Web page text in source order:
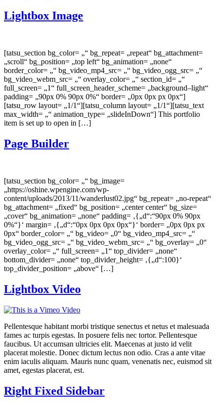
Lightbox Image
[tatsu_section bg_color= „“ bg_repeat= „repeat“ bg_attachment=
„scroll“ bg_position= „top left“ bg_animation= „none“
border_color= „“ bg_video_mp4_src= „“ bg_video_ogg_src= „“
bg_video_webm_src= „“ overlay_color= „“ section_id= „“
full_screen= „1“ full_screen_header_scheme= „background–light“
padding= „90px 0% 90px 0%“ border= „0px 0px px 0px“]
[tatsu_row layout= „1/1“][tatsu_column layout= „1/1“][tatsu_text
max_width= „“ animation_type= „slideInDown“] This portfolio
item is set up to open in […]
Page Builder
[tatsu_section bg_color= „“ bg_image=
„https://oshine.wpengine.com/wp-
content/uploads/2013/11/wanderlust02.jpg“ bg_repeat= „no-repeat“
bg_attachment= „fixed“ bg_position= „center center“ bg_size=
„cover“ bg_animation= „none“ padding= ‚{„d“:“90px 0% 90px
0%“}‘ margin= ‚{„d“:“0px 0px 0px 0px“}‘ border= „0px 0px px
0px“ border_color= „“ bg_video= „0“ bg_video_mp4_src= „“
bg_video_ogg_src= „“ bg_video_webm_src= „“ bg_overlay= „0“
overlay_color= „“ full_screen= „1“ top_divider= „none“
bottom_divider= „none“ top_divider_height= ‚{„d“:100}‘
top_divider_position= „above“ […]
Lightbox Video
Pellentesque habitant morbi tristique senectus et netus et malesuada
fames ac turpis egestas. In posuere felis nec tortor. Pellentesque
faucibus. Ut accumsan ultricies elit. Maecenas at justo id velit
placerat molestie. Donec dictum lectus non odio. Cras a ante vitae
enim iaculis aliquam. Mauris nunc quam, venenatis nec, euismod sit
amet, egestas placerat, est.
Right Fixed Sidebar